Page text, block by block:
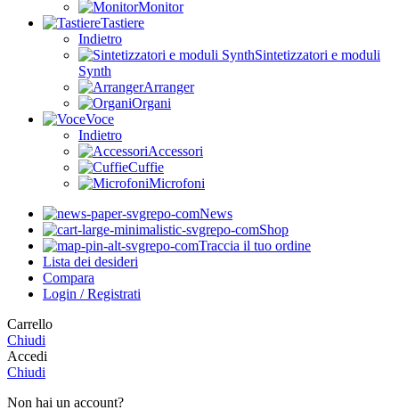
Monitor
Tastiere
Indietro
Sintetizzatori e moduli
Synth
Arranger
Organi
Voce
Indietro
Accessori
Cuffie
Microfoni
News
Shop
Traccia il tuo ordine
Lista dei desideri
Compara
Login / Registrati
Carrello
Chiudi
Accedi
Chiudi
Non hai un account?